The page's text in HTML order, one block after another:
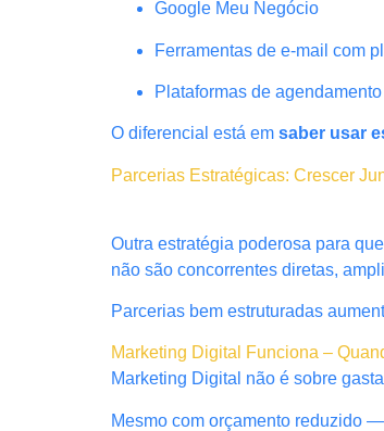
Google Meu Negócio
Ferramentas de e-mail com
Plataformas de
O diferencial está em saber usar
Parcerias Estratégicas: Crescer
Outra estratégia poderosa para
não são concorrentes diretas,
Parcerias bem estruturadas
Marketing Digital Funciona –
Marketing Digital não é sobre
Mesmo com orçamento reduzido